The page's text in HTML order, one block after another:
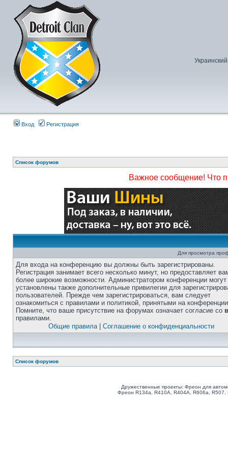
Вход Регистрация
Список форумов
Важное сообщение! Что
Для просмотра
Для входа на конференцию вы должны быть зарегистрированы.
Регистрация занимает всего несколько минут, но предоставляет
более широкие возможности. Администратором конференции
установлены также дополнительные привилегии для
пользователей. Прежде чем зарегистрироваться, вам следует
ознакомиться с правилами и политикой, принятыми на
Помните, что ваше присутствие на форумах означает согласие со
правилами.
Общие правила| Соглашение о конфиденциальности
Список форумов
Дружественные проекты: Фреон для
Фреон R134a, R410A, R404A, R606a,